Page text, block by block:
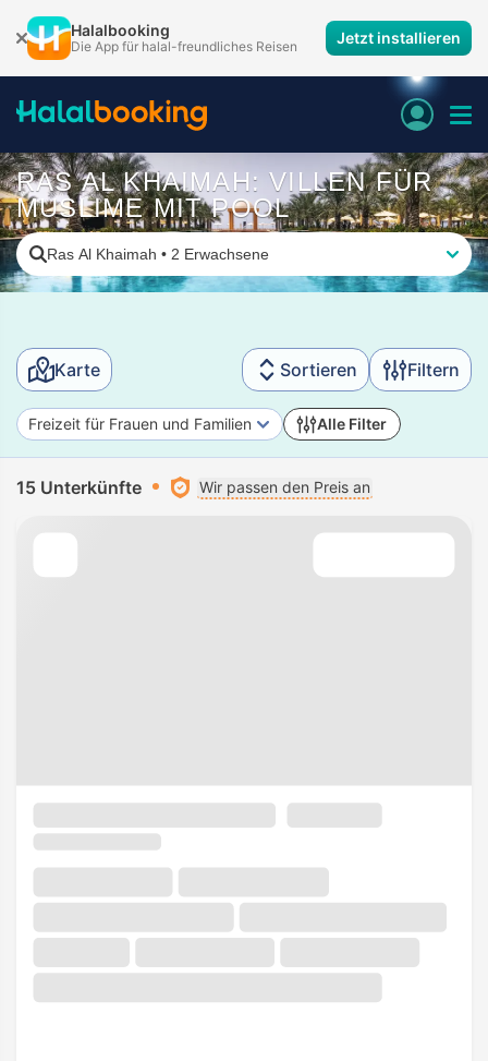
Halalbooking
Die App für halal-freundliches Reisen Jetzt installieren
RAS AL KHAIMAH: VILLEN FÜR
MUSLIME MIT POOL
Ras Al Khaimah • 2 Erwachsene
Karte Sortieren Filtern
Freizeit für Frauen und Familien Alle Filter
15 Unterkünfte Wir passen den Preis an